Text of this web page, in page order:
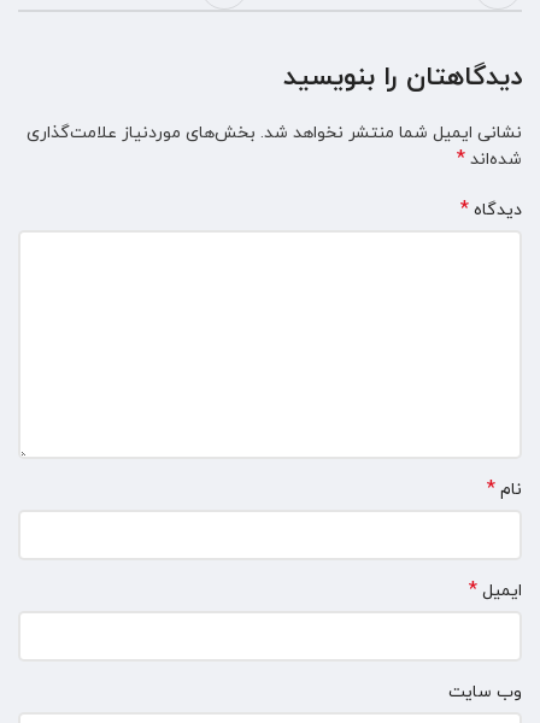
دیدگاهتان را بنویسید
نشانی ایمیل شما منتشر نخواهد شد. بخش‌های موردنیاز علامت‌گذاری
شده‌اند *
دیدگاه *
نام *
ایمیل *
وب‌ سایت